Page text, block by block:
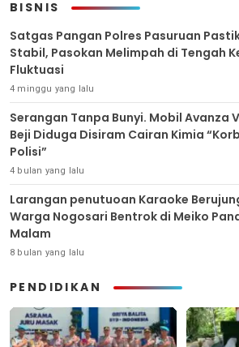
BISNIS
Satgas Pangan Polres Pasuruan
Stabil, Pasokan Melimpah di Tengah
Fluktuasi
4 minggu yang lalu
Serangan Tanpa Bunyi. Mobil Avanza
Beji Diduga Disiram Cairan Kimia
Polisi”
4 bulan yang lalu
Larangan penutuoan Karaoke
Warga Nogosari Bentrok di Meiko
Malam
8 bulan yang lalu
PENDIDIKAN